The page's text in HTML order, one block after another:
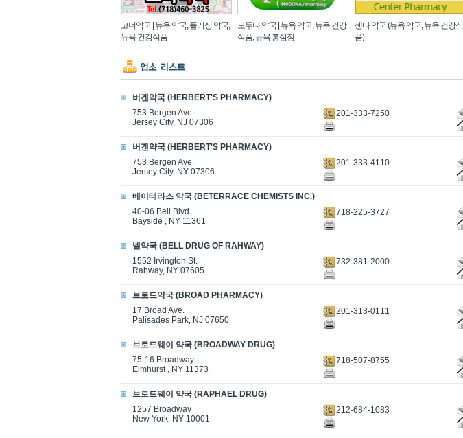
코너약국 | 뉴욕 약국, 플러싱 약국,
뉴욕 건강식품
모두나 약국 | 뉴욕 약국, 뉴욕 건강
식품, 뉴욕 홍삼정
센타 약국 (뉴욕 약국, 뉴욕 건강식
품)
버겐약국 (HERBERT'S PHARMACY)
753 Bergen Ave.
Jersey City, NJ 07306
201-333-7250
버겐약국 (HERBERT'S PHARMACY)
753 Bergen Ave.
Jersey City, NY 07306
201-333-4110
베이테라스 약국 (BETERRACE CHEMISTS INC.)
40-06 Bell Blvd.
Bayside , NY 11361
718-225-3727
벨약국 (BELL DRUG OF RAHWAY)
1552 Irvington St.
Rahway, NY 07605
732-381-2000
브로드약국 (BROAD PHARMACY)
17 Broad Ave.
Palisades Park, NJ 07650
201-313-0111
브로드웨이 약국 (BROADWAY DRUG)
75-16 Broadway
Elmhurst , NY 11373
718-507-8755
브로드웨이 약국 (RAPHAEL DRUG)
1257 Broadway
New York, NY 10001
212-684-1083